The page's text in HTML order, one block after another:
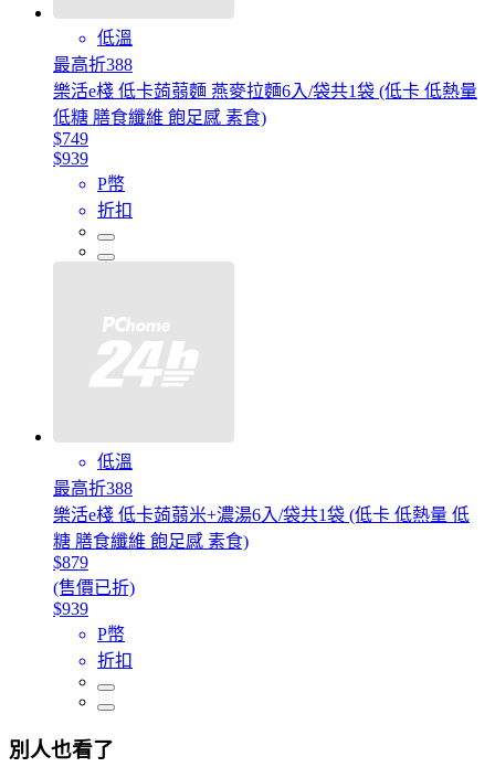
低溫
最高折388
樂活e棧 低卡蒟蒻麵 燕麥拉麵6入/袋共1袋 (低卡 低熱量
低糖 膳食纖維 飽足感 素食)
$749
$939
P幣
折扣
低溫
最高折388
樂活e棧 低卡蒟蒻米+濃湯6入/袋共1袋 (低卡 低熱量 低
糖 膳食纖維 飽足感 素食)
$879
(售價已折)
$939
P幣
折扣
別人也看了